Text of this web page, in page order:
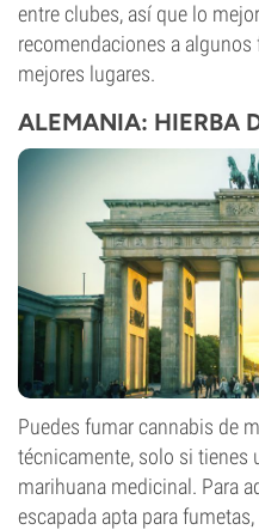
entre clubes, así que lo
recomendaciones a
mejores lugares.
ALEMANIA: HIERBA
Puedes fumar cannabis de
técnicamente, solo si tienes
marihuana medicinal. Para
escapada apta para